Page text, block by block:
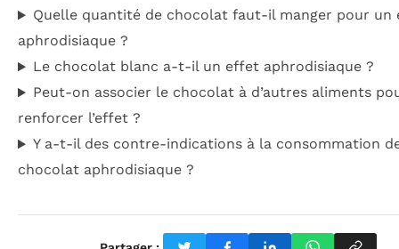
Quelle quantité de chocolat faut-il manger pour un
aphrodisiaque ?
Le chocolat blanc a-t-il un effet aphrodisiaque ?
Peut-on associer le chocolat à d’autres aliments
renforcer l’effet ?
Y a-t-il des contre-indications à la consommation
chocolat aphrodisiaque ?